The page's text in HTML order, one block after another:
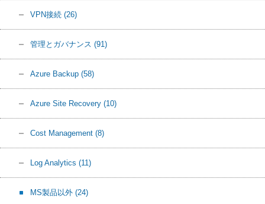
VPN接続 (26)
管理とガバナンス (91)
Azure Backup (58)
Azure Site Recovery (10)
Cost Management (8)
Log Analytics (11)
MS製品以外 (24)